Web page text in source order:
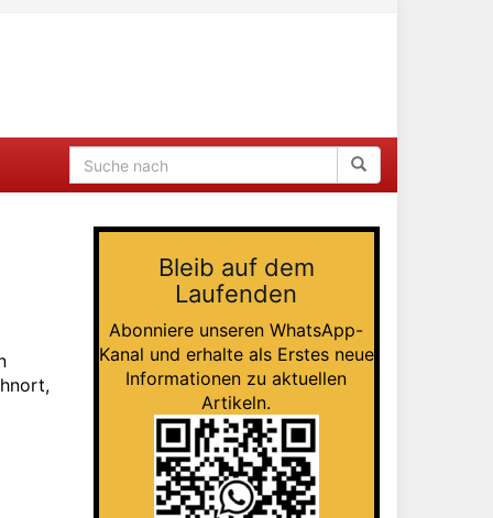
Bleib auf dem
Laufenden
Abonniere unseren WhatsApp-
Kanal und erhalte als Erstes neue
Informationen zu aktuellen
Artikeln.